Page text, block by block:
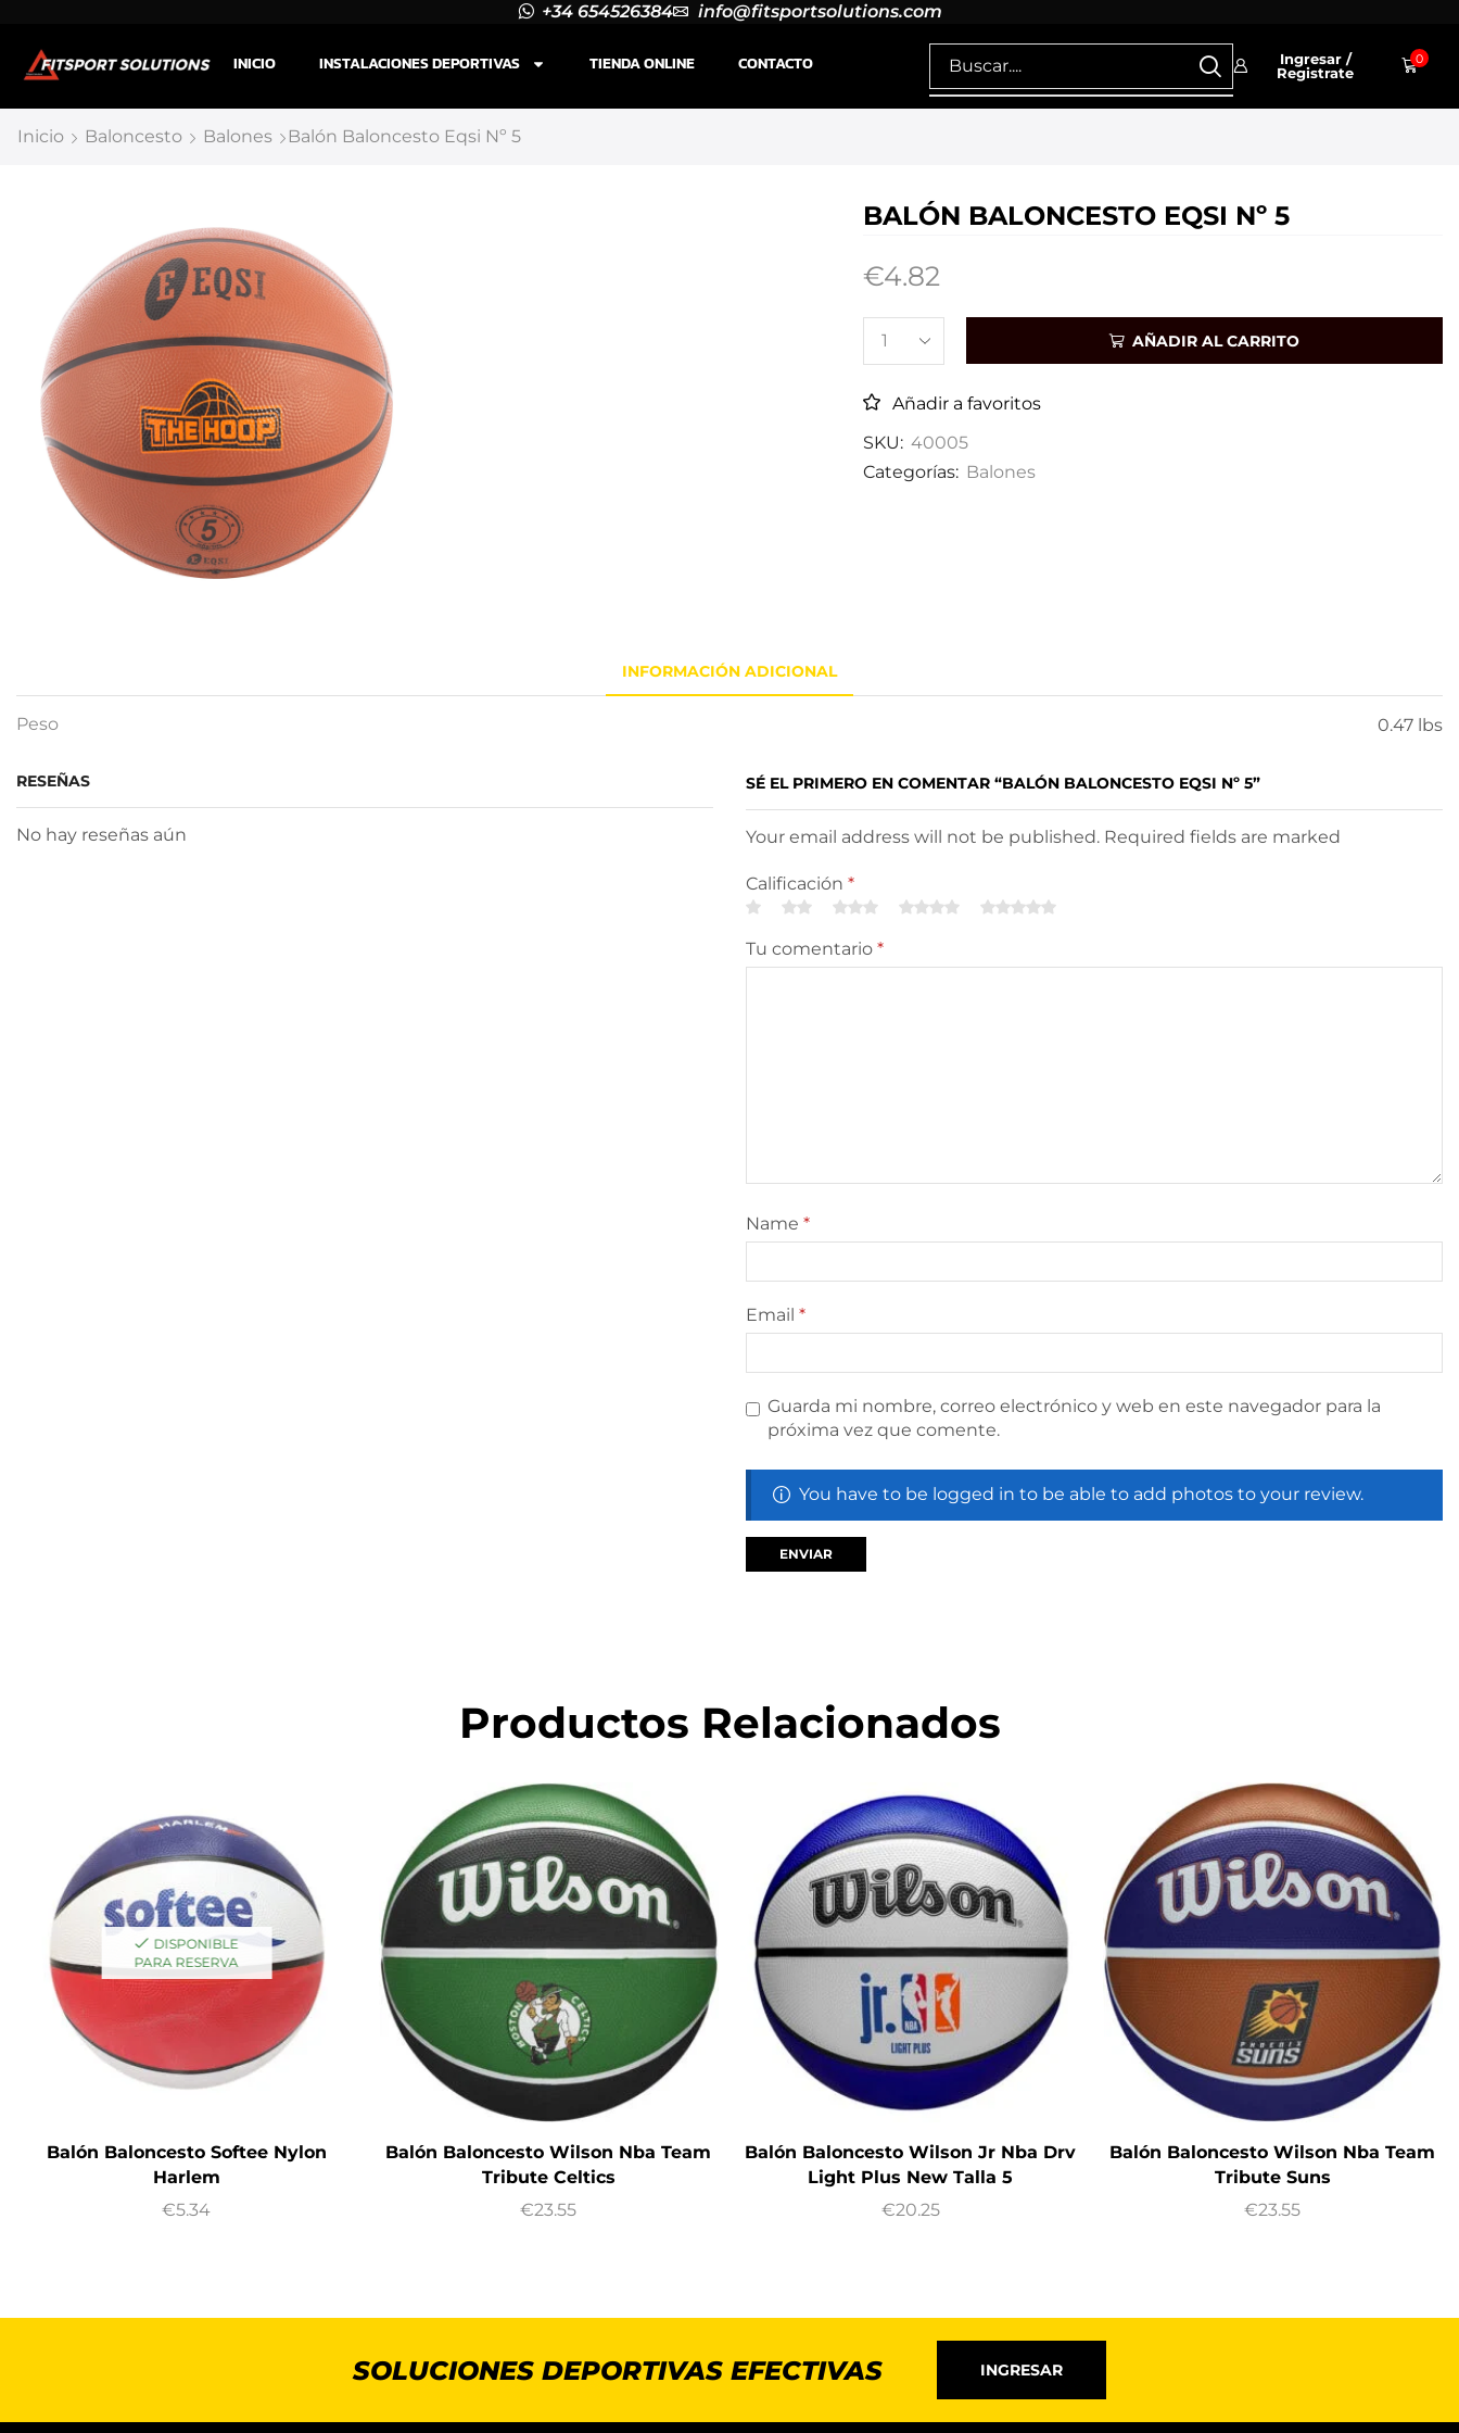
+34 654526384 info@fitsportsolutions.com
INICIO INSTALACIONES DEPORTIVAS TIENDA ONLINE CONTACTO
Ingresar /
Registrate
0
Inicio Baloncesto Balones Balón Baloncesto Eqsi Nº 5
BALÓN BALONCESTO EQSI Nº 5
€4.82
AÑADIR AL CARRITO
Añadir a favoritos
SKU: 40005
Categorías: Balones
INFORMACIÓN ADICIONAL
Peso 0.47 lbs
RESEÑAS
No hay reseñas aún
SÉ EL PRIMERO EN COMENTAR “BALÓN BALONCESTO EQSI Nº 5”
Your email address will not be published. Required fields are marked
Calificación *
Tu comentario *
Name *
Email *
Guarda mi nombre, correo electrónico y web en este navegador para la
próxima vez que comente.
You have to be logged in to be able to add photos to your review.
Productos Relacionados
DISPONIBLE
PARA RESERVA
Balón Baloncesto Softee Nylon
Harlem
€5.34
Balón Baloncesto Wilson Nba Team
Tribute Celtics
€23.55
Balón Baloncesto Wilson Jr Nba Drv
Light Plus New Talla 5
€20.25
Balón Baloncesto Wilson Nba Team
Tribute Suns
€23.55
SOLUCIONES DEPORTIVAS EFECTIVAS INGRESAR